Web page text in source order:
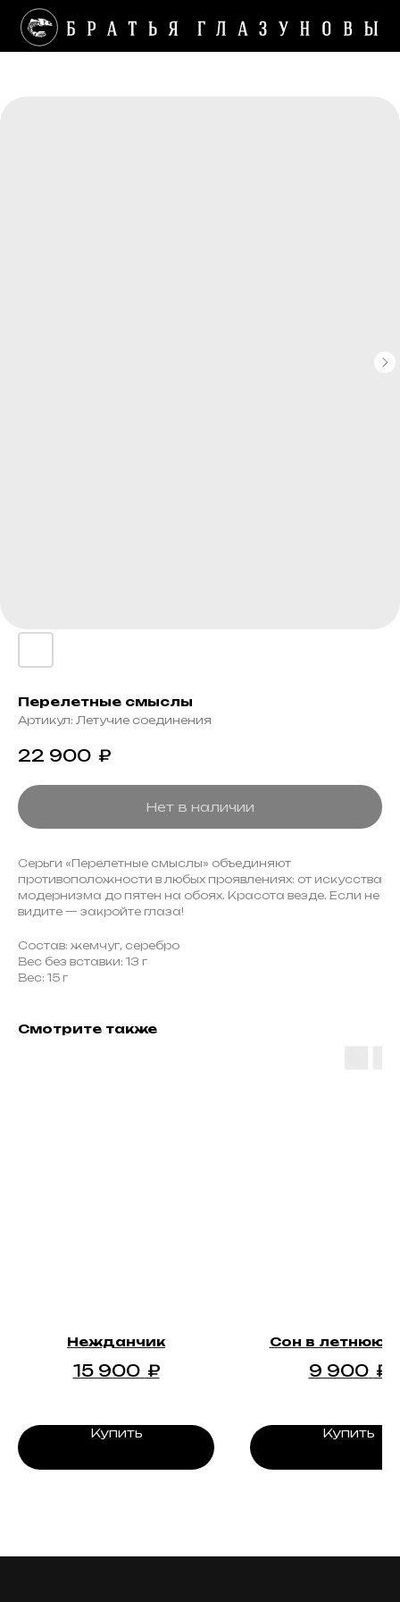
Перелетные смыслы
Артикул: Летучие соединения
22 900 ₽
Нет в наличии
Серьги «Перелетные смыслы» объединяют
противоположности в любых проявлениях: от искусства
модернизма до пятен на обоях. Красота везде. Если не
видите — закройте глаза!
Состав: жемчуг, серебро
Вес без вставки: 13 г
Вес: 15 г
Смотрите также
Нежданчик
15 900 ₽
Купить
Сон в летнюю
9 900 ₽
Купить